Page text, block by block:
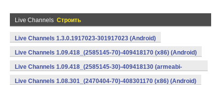
Live Channels Строить
Live Channels 1.3.0.1917023-301917023 (Android)
Live Channels 1.09.418_(2585145-70)-409418170 (x86) (Android)
Live Channels 1.09.418_(2585145-30)-409418130 (armeabi-
v7a) (Android)
Live Channels 1.08.301_(2470404-70)-408301170 (x86) (Android)